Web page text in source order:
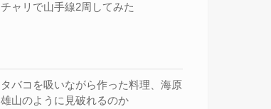
チャリで山手線2周してみた
タバコを吸いながら作った料理、海原
雄山のように見破れるのか